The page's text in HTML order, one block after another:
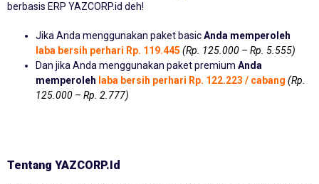
berbasis ERP YAZCORP.id deh!
Jika Anda menggunakan paket basicAnda memperoleh
laba bersih perhari Rp. 119.445 (Rp. 125.000 – Rp. 5.555)
Dan jika Anda menggunakan paket premium Anda
memperoleh laba bersih perhari Rp. 122.223 / cabang (Rp.
125.000 – Rp. 2.777)
Tentang YAZCORP.id